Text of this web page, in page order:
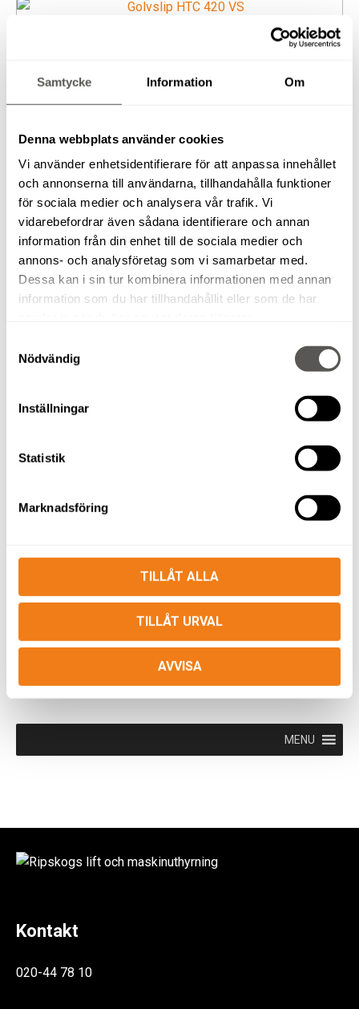
Samtycke Information Om
Denna webbplats använder cookies
Vi använder enhetsidentifierare för att anpassa innehållet
och annonserna till användarna, tillhandahålla funktioner
för sociala medier och analysera vår trafik. Vi
vidarebefordrar även sådana identifierare och annan
information från din enhet till de sociala medier och
annons- och analysföretag som vi samarbetar med.
Dessa kan i sin tur kombinera informationen med annan
information som du har tillhandahållit eller som de har
Nödvändig
Inställningar
Statistik
Marknadsföring
TILLÅT ALLA
TILLÅT URVAL
AVVISA
STOFTAVSKILJARE / VÅTSUG KÄRCHER
NT35/1
RELATERADE PRODUKTER
YTFRÄS AIRTEC RT-3200
VÅRA MASKINER
MENU
Kontakt
020-44 78 10